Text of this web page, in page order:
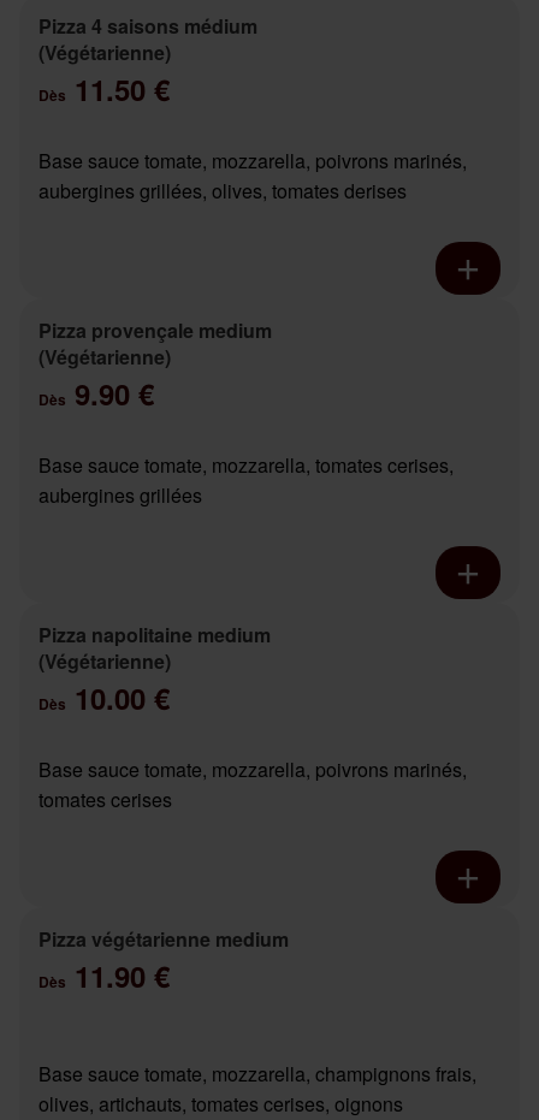
Pizza 4 saisons médium
(Végétarienne)
Dès 11.50 €
Base sauce tomate, mozzarella, poivrons marinés,
aubergines grillées, olives, tomates derises
Pizza provençale medium
(Végétarienne)
Dès 9.90 €
Base sauce tomate, mozzarella, tomates cerises,
aubergines grillées
Pizza napolitaine medium
(Végétarienne)
Dès 10.00 €
Base sauce tomate, mozzarella, poivrons marinés,
tomates cerises
Pizza végétarienne medium
Dès 11.90 €
Base sauce tomate, mozzarella, champignons frais,
olives, artichauts, tomates cerises, oignons